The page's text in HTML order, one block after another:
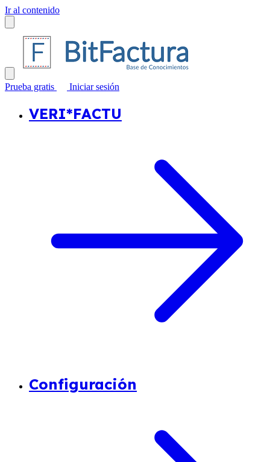
Ir al contenido
Prueba gratis Iniciar sesión
VERI*FACTU
Configuración